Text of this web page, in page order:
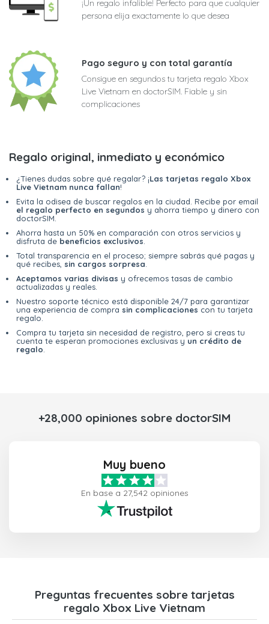
¡Un regalo infalible! Perfecto para que cualquier
persona elija exactamente lo que desea
Pago seguro y con total garantía
Consigue en segundos tu tarjeta regalo Xbox
Live Vietnam en doctorSIM. Fiable y sin
complicaciones
Regalo original, inmediato y económico
¿Tienes dudas sobre qué regalar? ¡Las tarjetas regalo Xbox
Live Vietnam nunca fallan!
Evita la odisea de buscar regalos en la ciudad. Recibe por email
el regalo perfecto en segundos y ahorra tiempo y dinero con
doctorSIM.
Ahorra hasta un 50% en comparación con otros servicios y
disfruta de beneficios exclusivos
Total transparencia en el proceso; siempre sabrás qué pagas y
qué recibes, sin cargos sorpresa
Aceptamos varias divisas y ofrecemos tasas de cambio
actualizadas y reales.
Nuestro soporte técnico está disponible 24/7 para garantizar
una experiencia de compra sin complicaciones con tu tarjeta
regalo.
Compra tu tarjeta sin necesidad de registro, pero si creas tu
cuenta te esperan promociones exclusivas y un crédito de
regalo
+28,000 opiniones sobre doctorSIM
Muy bueno
En base a 27,542 opiniones
Preguntas frecuentes sobre tarjetas
regalo Xbox Live Vietnam